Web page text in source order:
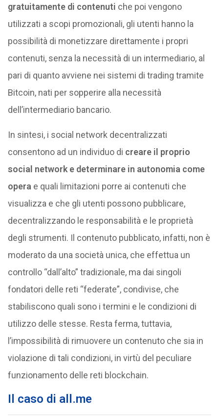
gratuitamente di contenuti che poi vengono
utilizzati a scopi promozionali, gli utenti hanno la
possibilità di monetizzare direttamente i propri
contenuti, senza la necessità di un intermediario, al
pari di quanto avviene nei sistemi di trading tramite
Bitcoin, nati per sopperire alla necessità
dell’intermediario bancario.
In sintesi, i social network decentralizzati
consentono ad un individuo di creare il proprio
social network e determinare in autonomia come
opera e quali limitazioni porre ai contenuti che
visualizza e che gli utenti possono pubblicare,
decentralizzando le responsabilità e le proprietà
degli strumenti. Il contenuto pubblicato, infatti, non è
moderato da una società unica, che effettua un
controllo “dall’alto” tradizionale, ma dai singoli
fondatori delle reti “federate”, condivise, che
stabiliscono quali sono i termini e le condizioni di
utilizzo delle stesse. Resta ferma, tuttavia,
l’impossibilità di rimuovere un contenuto che sia in
violazione di tali condizioni, in virtù del peculiare
funzionamento delle reti blockchain.
Il caso di all.me